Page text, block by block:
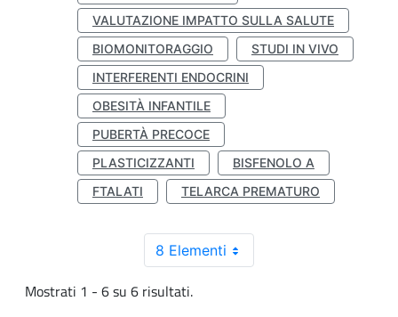
VALUTAZIONE IMPATTO SULLA SALUTE
BIOMONITORAGGIO
STUDI IN VIVO
INTERFERENTI ENDOCRINI
OBESITÀ INFANTILE
PUBERTÀ PRECOCE
PLASTICIZZANTI
BISFENOLO A
FTALATI
TELARCA PREMATURO
8 Elementi
Mostrati 1 - 6 su 6 risultati.